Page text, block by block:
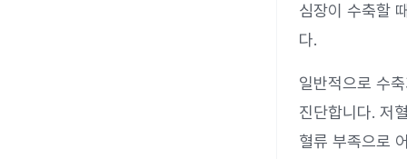
심장이 수축할
다.
일반적으로 수
진단합니다. 저
혈류 부족으로